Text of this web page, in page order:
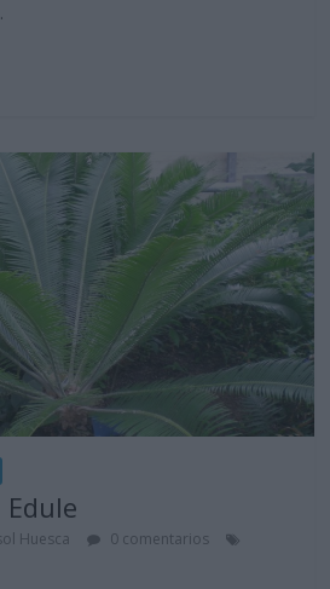
Huesca
0 comentarios